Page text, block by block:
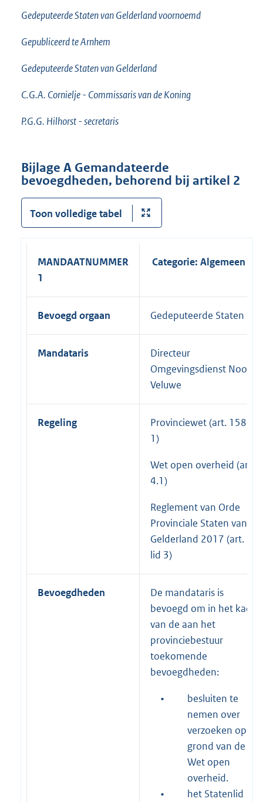
Gedeputeerde Staten van Gelderland voornoemd
Gepubliceerd te Arnhem
Gedeputeerde Staten van Gelderland
C.G.A. Cornielje - Commissaris van de Koning
P.G.G. Hilhorst - secretaris
Bijlage A Gemandateerde
bevoegdheden, behorend bij artikel 2
Toon volledige tabel
MANDAATNUMMER
1
Categorie: Algemeen
Bevoegd orgaan Gedeputeerde Staten
Mandataris
Directeur
Omgevingsdienst Noord-
Veluwe
Regeling
Provinciewet (art. 158, lid
1)
Wet open overheid (art.
4.1)
Reglement van Orde
Provinciale Staten van
Gelderland 2017 (art. 39,
lid 3)
Bevoegdheden
De mandataris is
bevoegd om in het kader
van de aan het
provinciebestuur
toekomende
bevoegdheden:
•
besluiten te
nemen over
verzoeken op
grond van de
Wet open
overheid.
•
het Statenlid